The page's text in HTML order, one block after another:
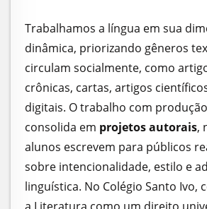
Trabalhamos a língua em sua
dinâmica, priorizando gêneros
circulam socialmente, como
crônicas, cartas, artigos
digitais. O trabalho com
consolida em projetos autorais,
alunos escrevem para públicos
sobre intencionalidade, estilo e
linguística. No Colégio Santo Ivo,
a Literatura como um direito